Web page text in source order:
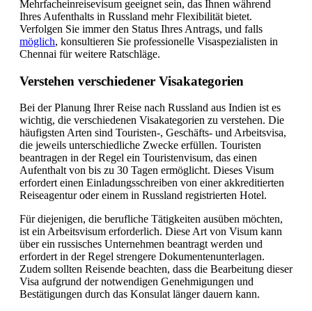
Mehrfacheinreisevisum geeignet sein, das Ihnen während
Ihres Aufenthalts in Russland mehr Flexibilität bietet.
Verfolgen Sie immer den Status Ihres Antrags, und falls
möglich, konsultieren Sie professionelle Visaspezialisten in
Chennai für weitere Ratschläge.
Verstehen verschiedener Visakategorien
Bei der Planung Ihrer Reise nach Russland aus Indien ist es
wichtig, die verschiedenen Visakategorien zu verstehen. Die
häufigsten Arten sind Touristen-, Geschäfts- und Arbeitsvisa,
die jeweils unterschiedliche Zwecke erfüllen. Touristen
beantragen in der Regel ein Touristenvisum, das einen
Aufenthalt von bis zu 30 Tagen ermöglicht. Dieses Visum
erfordert einen Einladungsschreiben von einer akkreditierten
Reiseagentur oder einem in Russland registrierten Hotel.
Für diejenigen, die berufliche Tätigkeiten ausüben möchten,
ist ein Arbeitsvisum erforderlich. Diese Art von Visum kann
über ein russisches Unternehmen beantragt werden und
erfordert in der Regel strengere Dokumentenunterlagen.
Zudem sollten Reisende beachten, dass die Bearbeitung dieser
Visa aufgrund der notwendigen Genehmigungen und
Bestätigungen durch das Konsulat länger dauern kann.